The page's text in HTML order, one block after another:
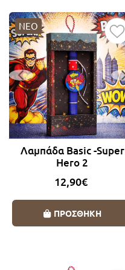
ΝΕΟ
Λαμπάδα Basic -Super
Hero 2
12,90€
ΠΡΟΣΘΗΚΗ